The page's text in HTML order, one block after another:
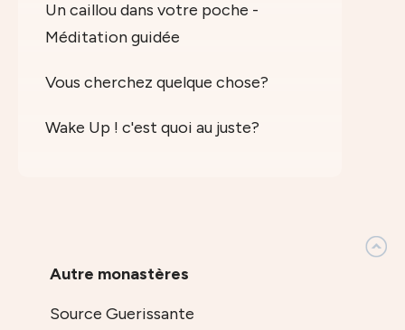
Un caillou dans votre poche -
Méditation guidée
Vous cherchez quelque chose?
Wake Up ! c'est quoi au juste?
Autre monastères
Source Guerissante